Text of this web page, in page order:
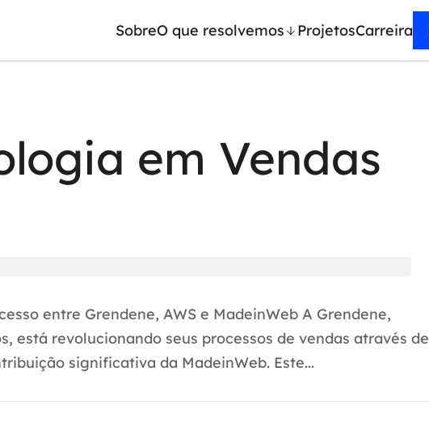
SobreO que resolvemos ProjetosCarreira
IA
Integração de IA
RPA e hiperautomaçãoem Vendas
entre Grendene, AWS e MadeinWeb A Grendene,
está revolucionando seus processos de vendas através de
significativa da MadeinWeb. Este...